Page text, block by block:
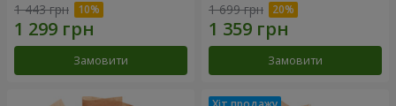
1 443 грн
Замовити
1 699 грн
Замовити